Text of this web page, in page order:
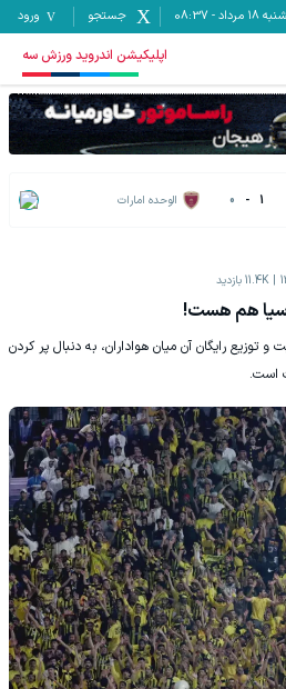
۱۸ مرداد -
08:37 جستجو ورود
اپلیکیشن اندروید ورزش سه
1
-
0 الوحده امارات
11.4K بازدید
آسیا هم هست!
و توزیع رایگان آن میان هواداران، به دنبال پر کردن
است.